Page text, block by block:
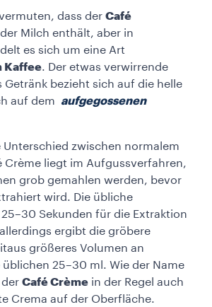
dass der Café
Milch enthält, aber in
es sich um eine Art
Kaffee. Der etwas verwirrende
Getränk bezieht sich auf die helle
auf dem aufgegossenen
Unterschied zwischen normalem
Crème liegt im Aufgussverfahren,
grob gemahlen werden, bevor
wird. Die übliche
Sekunden für die Extraktion
ergibt die gröbere
größeres Volumen an
üblichen 25–30 ml. Wie der Name
Café Crème in der Regel auch
Crema auf der Oberfläche.